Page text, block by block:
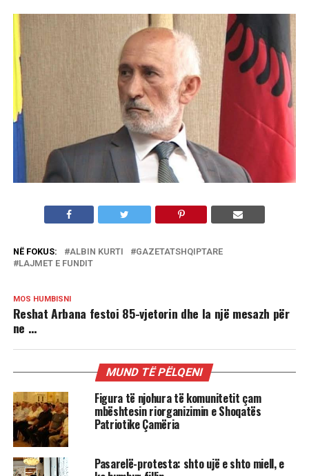
NË FOKUS: ALBIN KURTI
GAZETATSHQIPTARE
LAJMET E FUNDIT
MOS HUMBISNI
Reshat Arbana festoi 85-vjetorin dhe la një mesazh për
ne …
MUND TË PËLQENI
Figura të njohura të komunitetit çam
mbështesin riorganizimin e Shoqatës
Patriotike Çamëria
Pasarelë-protesta: shto ujë e shto miell, e